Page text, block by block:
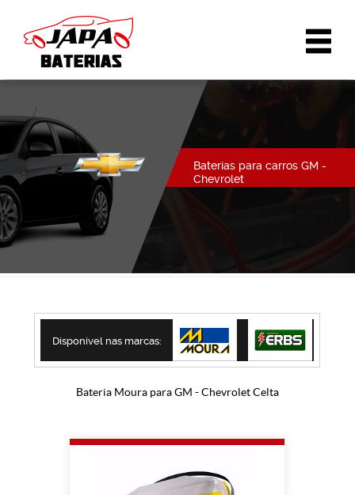
Baterias para carros GM -
Chevrolet
Disponível nas marcas:
Bateria Moura para GM - Chevrolet Celta